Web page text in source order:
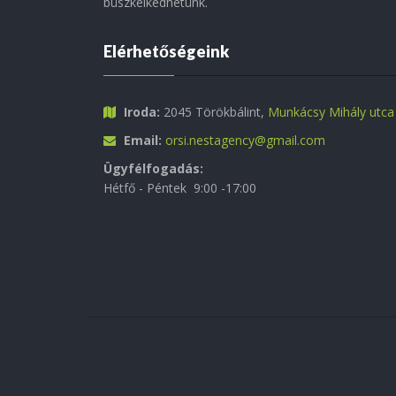
Elérhetőségeink
Iroda: 2045 Törökbálint, Munkácsy Mihály
Email: orsi.nestagency@gmail.com
Ügyfélfogadás:
Hétfő - Péntek 9:00 -17:00